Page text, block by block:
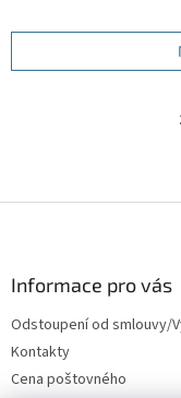
Informace pro vás
Odstoupení od smlouvy/
Kontakty
Cena poštovného